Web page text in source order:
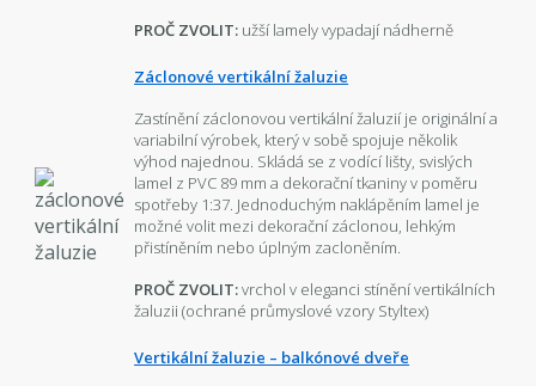
PROČ ZVOLIT: užší lamely vypadají nádherně
Záclonové vertikální žaluzie
Zastínění záclonovou vertikální žaluzií je originální a
variabilní výrobek, který v sobě spojuje několik
výhod najednou. Skládá se z vodící lišty, svislých
lamel z PVC 89 mm a dekorační tkaniny v poměru
spotřeby 1:37. Jednoduchým naklápěním lamel je
možné volit mezi dekorační záclonou, lehkým
přistíněním nebo úplným zacloněním.
PROČ ZVOLIT:vrchol v eleganci stínění vertikálních
žaluzii (ochrané průmyslové vzory Styltex)
Vertikální žaluzie – balkónové dveře